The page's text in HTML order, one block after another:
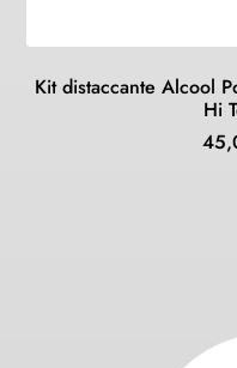
Kit distaccante Alcool
Hi